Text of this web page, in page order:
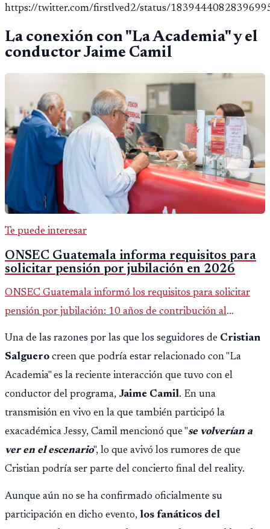
https://twitter.com/firstlved2/status/
La conexión con "La Academia" y el
conductor Jaime Camil
Te puede interesar
ONSEC Guatemala informa requisitos para
solicitar pensión por jubilación en 2026
ONSEC Guatemala informó los requisitos para solicitar
pensión por jubilación: 10 años de contribución al
Montepío y 50 años de edad, o 20 años de servicio sin
importar edad.
Una de las razones por las que los seguidores de Cristian
Salguero creen que podría estar relacionado con "La
Academia" es la reciente interacción que tuvo con el
conductor del programa, Jaime Camil. En una
transmisión en vivo en la que también participó la
exacadémica Jessy, Camil mencionó que "se volverían a
ver en el escenario", lo que avivó los rumores de que
Cristian podría ser parte del concierto final del reality.
Aunque aún no se ha confirmado oficialmente su
participación en dicho evento, los fanáticos del